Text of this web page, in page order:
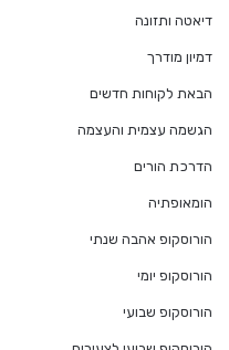
דיאטה ותזונה
דמיון מודרך
הבאת לקוחות חדשים
הגשמה עצמית והעצמה
הדרכת הורים
הומאופתיה
הורוסקופ אהבה שנתי
הורוסקופ יומי
הורוסקופ שבועי